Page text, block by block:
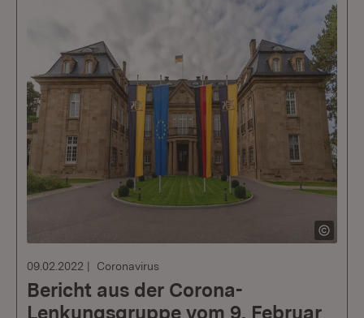
09.02.2022 Coronavirus
Bericht aus der Corona-
Lenkungsgruppe vom 9. Februar